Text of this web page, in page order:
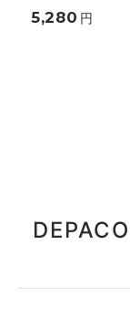
5,280 円
DEPACO